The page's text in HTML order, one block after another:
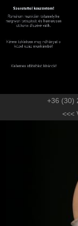
+36 (30)
<<<